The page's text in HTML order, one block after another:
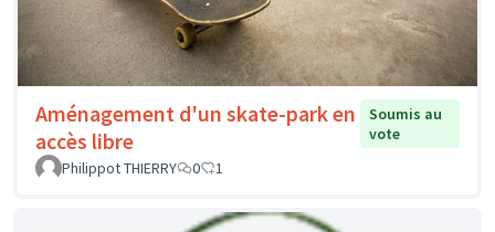
Aménagement d'un skate-park en
accès libre
Soumis au
vote
Philippot THIERRY
0 1